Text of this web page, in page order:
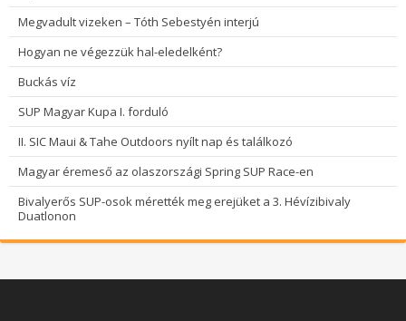
Megvadult vizeken – Tóth Sebestyén interjú
Hogyan ne végezzük hal-eledelként?
Buckás víz
SUP Magyar Kupa I. forduló
II. SIC Maui & Tahe Outdoors nyílt nap és találkozó
Magyar éremeső az olaszországi Spring SUP Race-en
Bivalyerős SUP-osok mérették meg erejüket a 3. Hévízibivaly
Duatlonon